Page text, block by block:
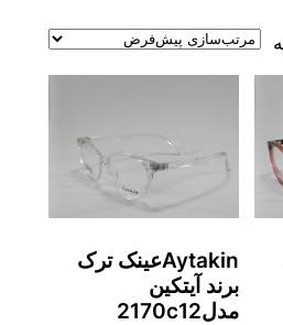
Aytakinعینک ترک
برند آیتکین
مدل2170c12